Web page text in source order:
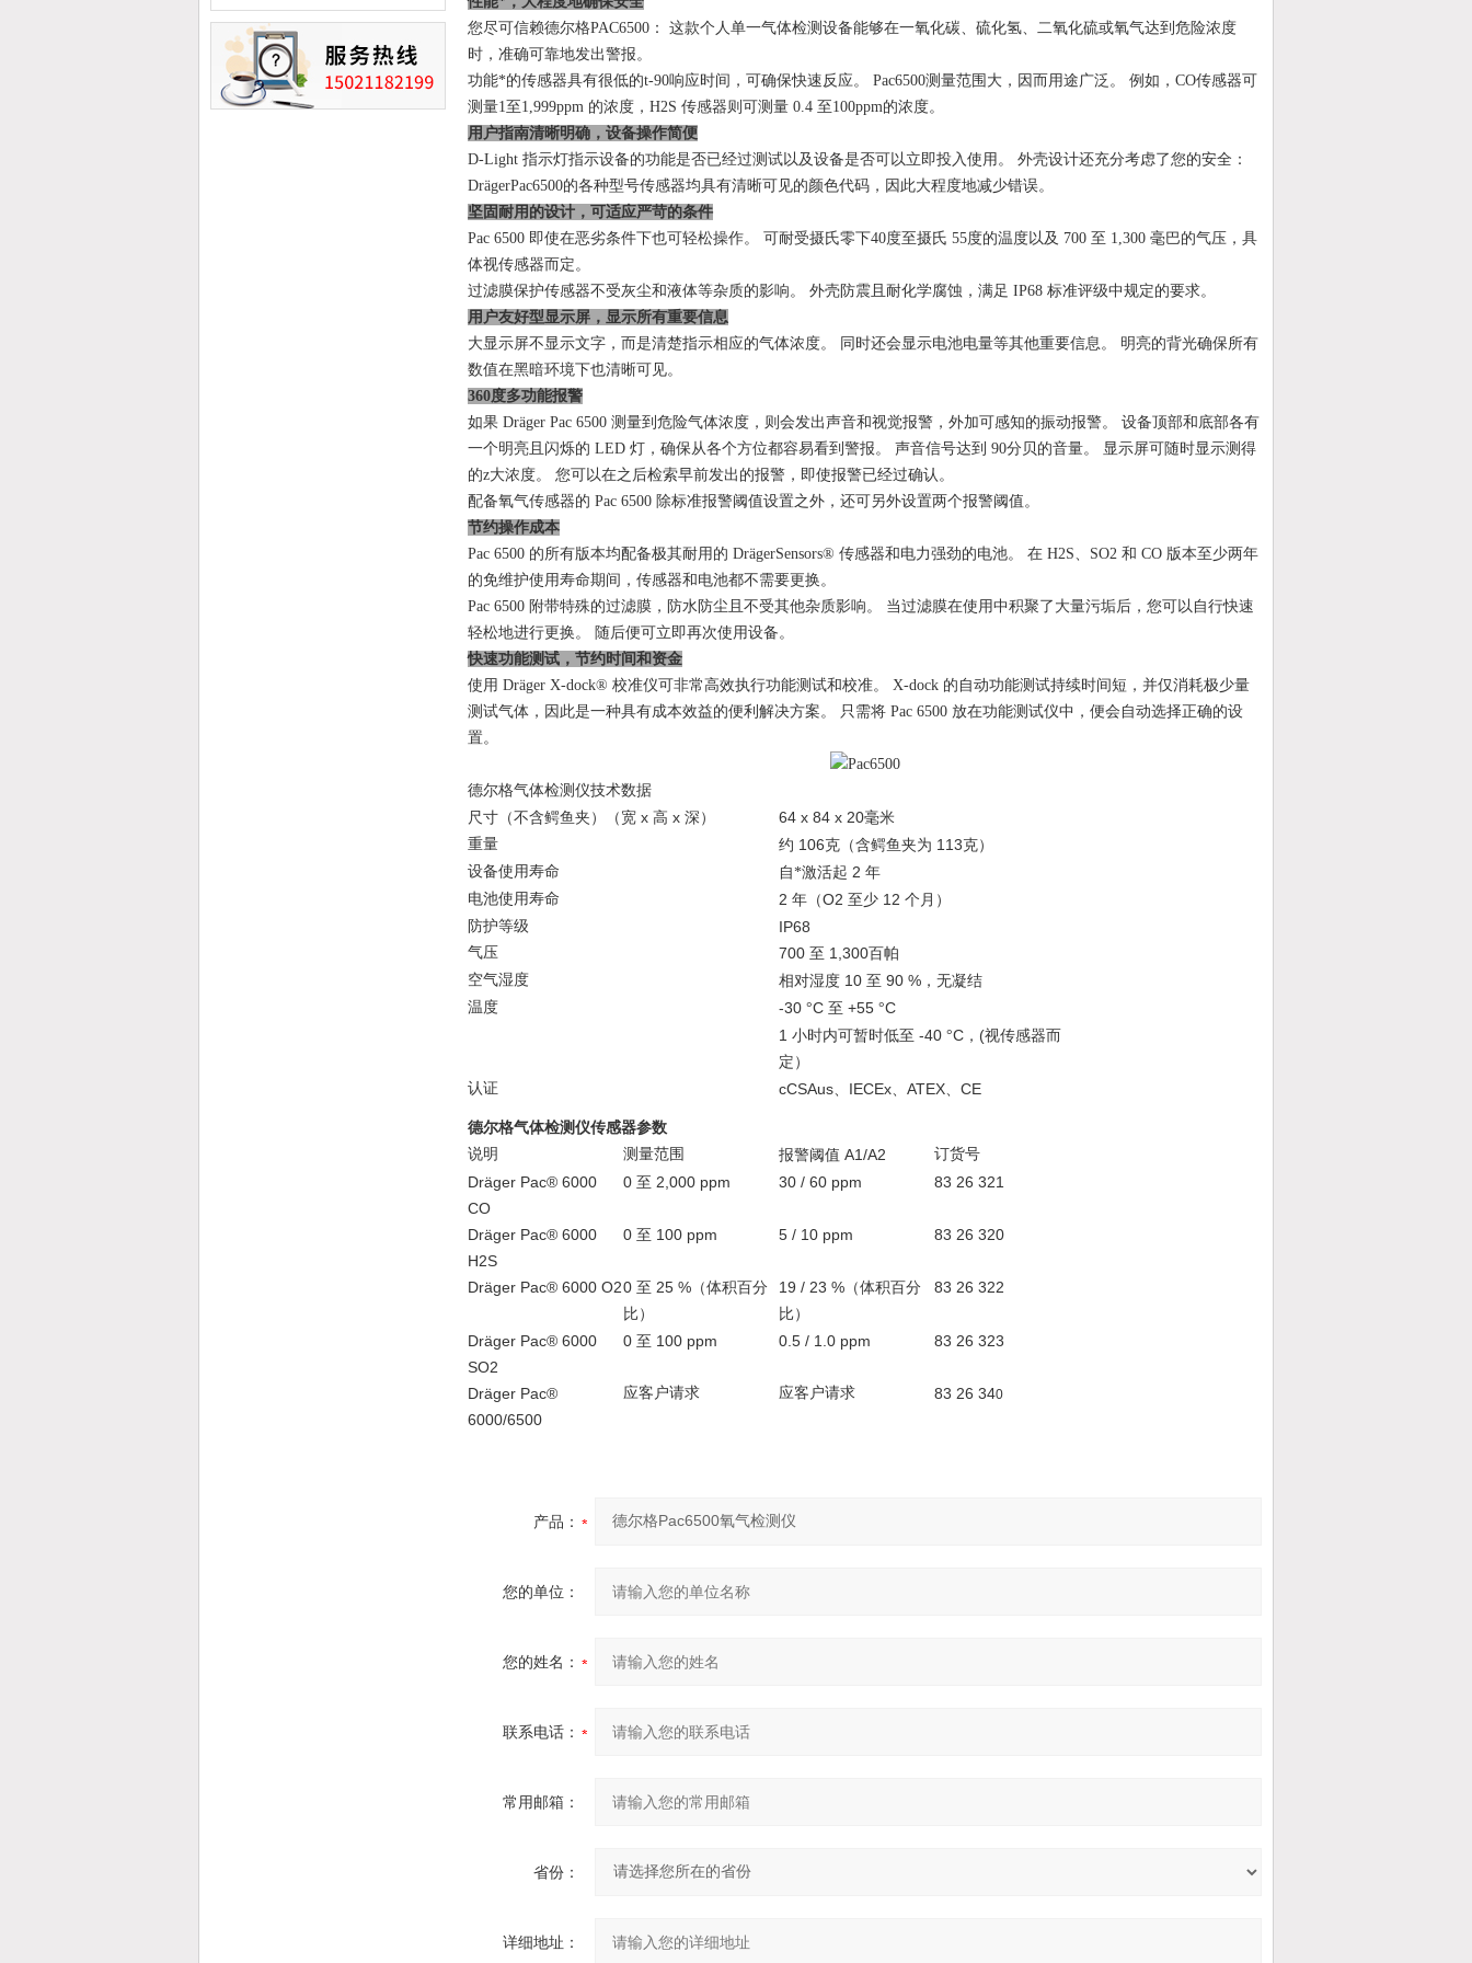
您尽可信赖德尔格PAC6500： 这款个人单一气体检测设备能够在一氧化碳、硫化氢、二氧化硫或氧气达到危险浓度
时，准确可靠地发出警报。
功能*的传感器具有很低的t-90响应时间，可确保快速反应。 Pac6500测量范围大，因而用途广泛。 例如，CO传感器可
测量1至1,999ppm 的浓度，H2S 传感器则可测量 0.4 至100ppm的浓度。
用户指南清晰明确，设备操作简便
D-Light 指示灯指示设备的功能是否已经过测试以及设备是否可以立即投入使用。 外壳设计还充分考虑了您的安全：
DrägerPac6500的各种型号传感器均具有清晰可见的颜色代码，因此大程度地减少错误。
坚固耐用的设计，可适应严苛的条件
Pac 6500 即使在恶劣条件下也可轻松操作。 可耐受摄氏零下40度至摄氏 55度的温度以及 700 至 1,300 毫巴的气压，具
体视传感器而定。
过滤膜保护传感器不受灰尘和液体等杂质的影响。 外壳防震且耐化学腐蚀，满足 IP68 标准评级中规定的要求。
用户友好型显示屏，显示所有重要信息
大显示屏不显示文字，而是清楚指示相应的气体浓度。 同时还会显示电池电量等其他重要信息。 明亮的背光确保所有
数值在黑暗环境下也清晰可见。
360度多功能报警
如果 Dräger Pac 6500 测量到危险气体浓度，则会发出声音和视觉报警，外加可感知的振动报警。 设备顶部和底部各有
一个明亮且闪烁的 LED 灯，确保从各个方位都容易看到警报。 声音信号达到 90分贝的音量。 显示屏可随时显示测得
的z大浓度。 您可以在之后检索早前发出的报警，即使报警已经过确认。
配备氧气传感器的 Pac 6500 除标准报警阈值设置之外，还可另外设置两个报警阈值。
节约操作成本
Pac 6500 的所有版本均配备极其耐用的 DrägerSensors® 传感器和电力强劲的电池。 在 H2S、SO2 和 CO 版本至少两年
的免维护使用寿命期间，传感器和电池都不需要更换。
Pac 6500 附带特殊的过滤膜，防水防尘且不受其他杂质影响。 当过滤膜在使用中积聚了大量污垢后，您可以自行快速
轻松地进行更换。 随后便可立即再次使用设备。
快速功能测试，节约时间和资金
使用 Dräger X-dock® 校准仪可非常高效执行功能测试和校准。 X-dock 的自动功能测试持续时间短，并仅消耗极少量
测试气体，因此是一种具有成本效益的便利解决方案。 只需将 Pac 6500 放在功能测试仪中，便会自动选择正确的设
置。
德尔格气体检测仪技术数据
尺寸（不含鳄鱼夹）（宽 x 高 x 深） 64 x 84 x 20毫米
重量
约 106克（含鳄鱼夹为 113克）
设备使用寿命
自*激活起 2 年
电池使用寿命
2 年（O2 至少 12 个月）
防护等级
IP68
气压 700 至 1,300百帕
空气湿度
相对湿度 10 至 90 % ，无凝结
温度
-30 °C 至 +55 °C
1 小时内可暂时低至 -40 °C ， (视传感器而
定）
认证
cCSAus、 IECEx、 ATEX、 CE
德尔格气体检测仪传感器参数
说明
测量范围 报警阈值 A1/A2 订货号
Dräger Pac® 6000
CO
0 至 2,000 ppm 30 / 60 ppm 83 26 321
Dräger Pac® 6000
H2S
0 至 100 ppm 5 / 10 ppm 83 26 320
Dräger Pac® 6000 O20 至 25 % （体积百分
比）
19 / 23 % （体积百分
比）
83 26 322
Dräger Pac® 6000
SO2
0 至 100 ppm 0.5 / 1.0 ppm 83 26 323
Dräger Pac®
6000/6500
应客户请求 应客户请求 83 26 340
产品：
您的单位：
您的姓名：
联系电话：
常用邮箱：
省份：
详细地址：